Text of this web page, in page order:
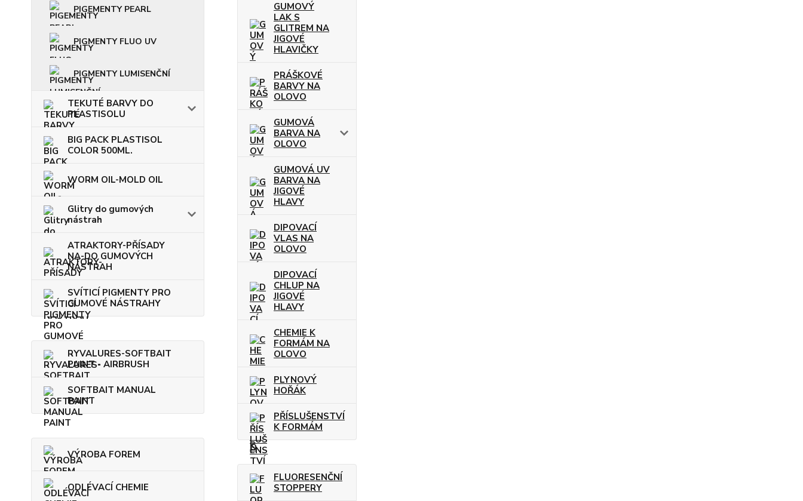
PIGEMENTY PEARL
PIGMENTY FLUO UV
PIGMENTY LUMISENČNÍ
TEKUTÉ BARVY DO
PLASTISOLU
BIG PACK PLASTISOL
COLOR 500ML.
WORM OIL-MOLD OIL
Glitry do gumových
nástrah
ATRAKTORY-PŘÍSADY
NA-DO GUMOVÝCH
NÁSTRAH
SVÍTICÍ PIGMENTY PRO
GUMOVÉ NÁSTRAHY
RYVALURES-SOFTBAIT
PAINT - AIRBRUSH
SOFTBAIT MANUAL
PAINT
VÝROBA FOREM
ODLÉVACÍ CHEMIE
GUMOVÝ
LAK S
GLITREM NA
JIGOVÉ
HLAVIČKY
PRÁŠKOVÉ
BARVY NA
OLOVO
GUMOVÁ
BARVA NA
OLOVO
GUMOVÁ UV
BARVA NA
JIGOVÉ
HLAVY
DIPOVACÍ
VLAS NA
OLOVO
DIPOVACÍ
CHLUP NA
JIGOVÉ
HLAVY
CHEMIE K
FORMÁM NA
OLOVO
PLYNOVÝ
HOŘÁK
PŘÍSLUŠENSTVÍ
K FORMÁM
FLUORESENČNÍ
STOPPERY